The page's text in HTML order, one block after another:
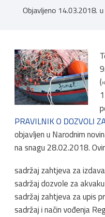
Objavljeno 14.03.2018.
PRAVILNIK O DOZVOLI
objavljen u Narodnim
na snagu 28.02.2018.
sadržaj zahtjeva za
sadržaj dozvole za
sadržaj zahtjeva za upis
sadržaj i način vođenja